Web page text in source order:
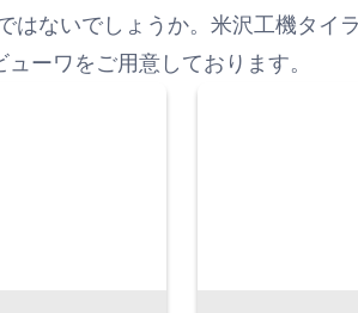
はないでしょうか。米沢工機タイ
ーワをご用意しております。